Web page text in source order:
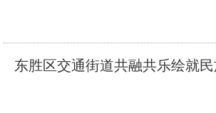
东胜区交通街道共融共乐绘就